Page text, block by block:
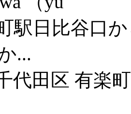
駅日比谷口
...
代田区 有楽